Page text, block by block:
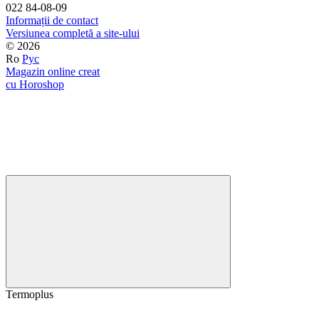
022 84-08-09
Informații de contact
Versiunea completă a site-ului
© 2026
Ro Рус
Magazin online creat
cu Horoshop
Termoplus